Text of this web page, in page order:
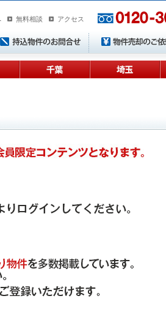
無料相談 アクセス